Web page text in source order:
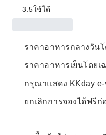
3.5ใช้ได้
ราคาอาหารกลางวันโ
ราคาอาหารเย็นโดยเ
กรุณาแสดง KKday
ยกเลิกการจองได้ฟรีก่